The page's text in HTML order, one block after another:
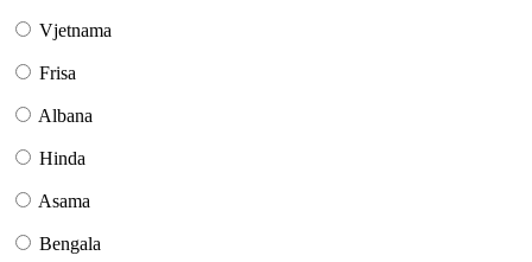
Vjetnama
Frisa
Albana
Hinda
Asama
Bengala